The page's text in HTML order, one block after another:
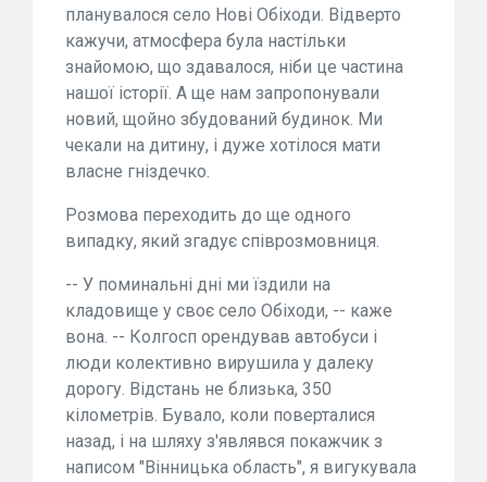
планувалося село Нові Обіходи. Відверто
кажучи, атмосфера була настільки
знайомою, що здавалося, ніби це частина
нашої історії. А ще нам запропонували
новий, щойно збудований будинок. Ми
чекали на дитину, і дуже хотілося мати
власне гніздечко.
Розмова переходить до ще одного
випадку, який згадує співрозмовниця.
-- У поминальні дні ми їздили на
кладовище у своє село Обіходи, -- каже
вона. -- Колгосп орендував автобуси і
люди колективно вирушила у далеку
дорогу. Відстань не близька, 350
кілометрів. Бувало, коли поверталися
назад, і на шляху з'являвся покажчик з
написом "Вінницька область", я вигукувала